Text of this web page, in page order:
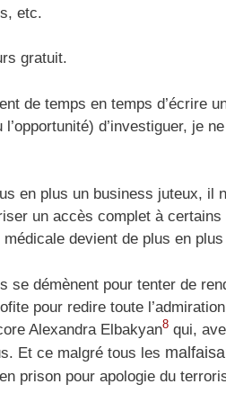
etc.
gratuit.
de temps en temps d’écrire
d’investiguer, je
en plus un business juteux, il
un accès complet à
devient de plus en
se démènent pour tenter de
pour redire toute
Alexandra Elbakyan8 qui,
Et ce malgré tous les
prison pour apologie du